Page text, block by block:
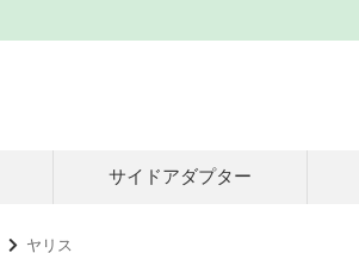
サイドアダプター
ヤリス